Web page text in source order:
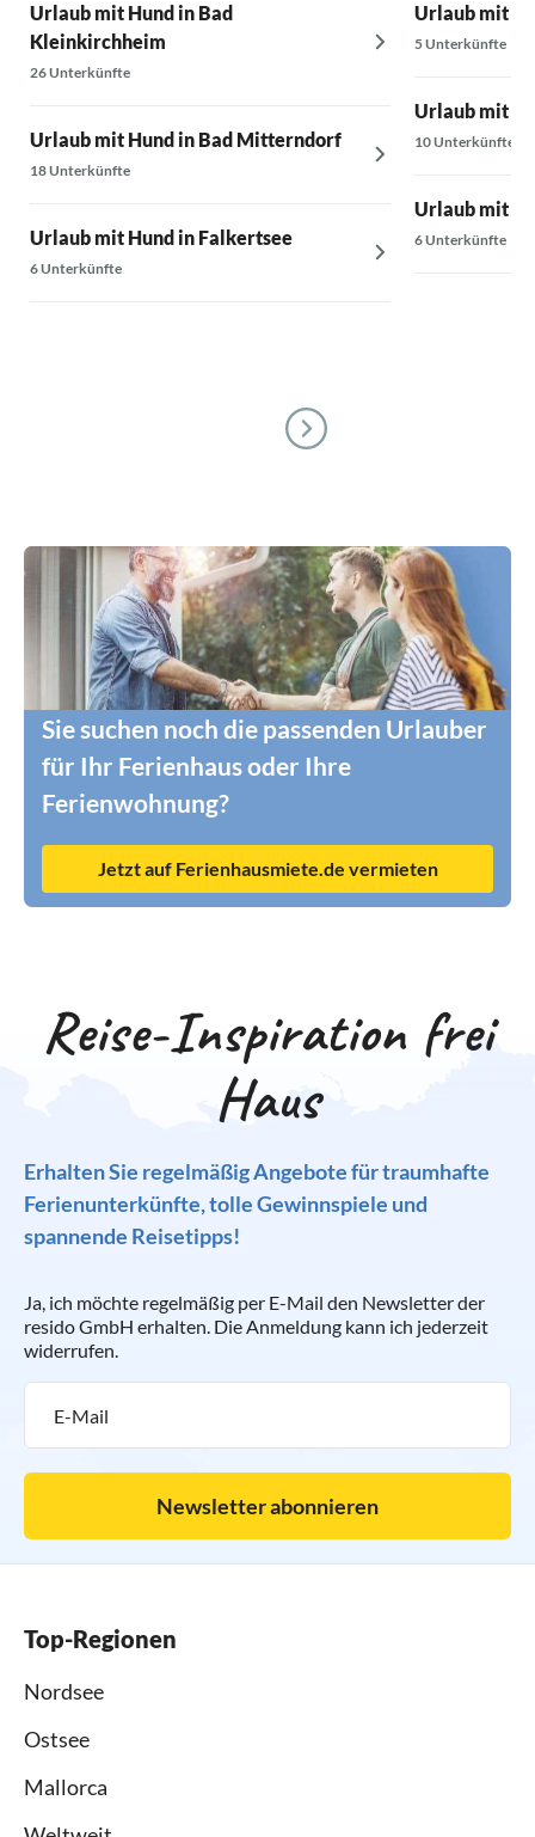
Urlaub mit Hund in Bad
Kleinkirchheim
26 Unterkünfte
Urlaub mit Hund in Bad Mitterndorf
18 Unterkünfte
Urlaub mit Hund in Falkertsee
6 Unterkünfte
Urlaub mit
5 Unterkünfte
Urlaub mit
10 Unterkünfte
Urlaub mit
6 Unterkünfte
Sie suchen noch die passenden Urlauber
für Ihr Ferienhaus oder Ihre
Ferienwohnung?
Jetzt auf Ferienhausmiete.de vermieten
Reise-Inspiration frei
Haus
Erhalten Sie regelmäßig Angebote für traumhafte
Ferienunterkünfte, tolle Gewinnspiele und
spannende Reisetipps!
Ja, ich möchte regelmäßig per E-Mail den Newsletter der
resido GmbH erhalten. Die Anmeldung kann ich jederzeit
widerrufen.
Newsletter abonnieren
Top-Regionen
Nordsee
Ostsee
Mallorca